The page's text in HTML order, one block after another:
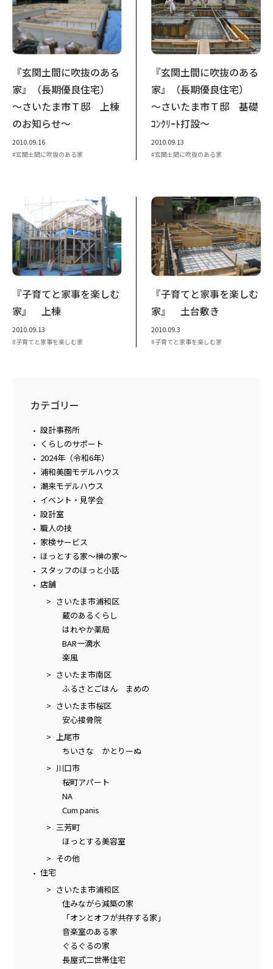
『玄関土間に吹抜のある
家』（長期優良住宅）
～さいたま市Ｔ邸 上棟
のお知らせ～
2010.09.16
玄関土間に吹抜のある家
『玄関土間に吹抜のある
家』（長期優良住宅）
～さいたま市Ｔ邸 基礎
ｺﾝｸﾘｰﾄ打設～
2010.09.13
玄関土間に吹抜のある家
『子育てと家事を楽しむ
家』 上棟
2010.09.13
子育てと家事を楽しむ家
『子育てと家事を楽しむ
家』 土台敷き
2010.09.3
子育てと家事を楽しむ家
カテゴリー
設計事務所
くらしのサポート
2024年（令和6年）
浦和美園モデルハウス
潮来モデルハウス
イベント・見学会
設計室
職人の技
家検サービス
ほっとする家～榊の家～
スタッフのほっと小話
店舗
さいたま市浦和区
蔵のあるくらし
はれやか薬局
BAR一滴水
楽風
さいたま市南区
ふるさとごはん まめの
さいたま市桜区
安心接骨院
上尾市
ちいさな かとりーぬ
川口市
桜町アパート
NA
Cum panis
三芳町
ほっとする美容室
その他
住宅
さいたま市浦和区
住みながら減築の家
「オンとオフが共存する家」
音楽室のある家
ぐるぐるの家
長屋式二世帯住宅